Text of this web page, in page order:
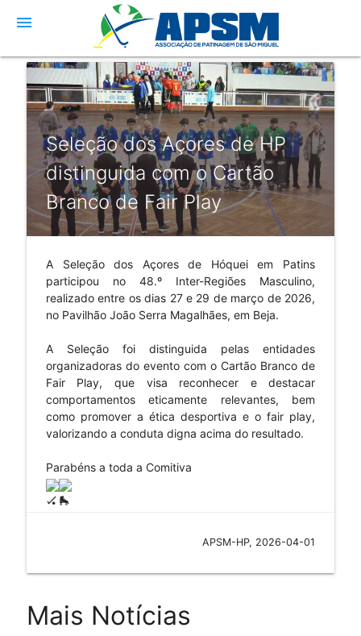
menu
Seleção dos Açores de HP
distinguida com o Cartão
Branco de Fair Play
A Seleção dos Açores de Hóquei em Patins
participou no 48.º Inter-Regiões Masculino,
realizado entre os dias 27 e 29 de março de 2026,
no Pavilhão João Serra Magalhães, em Beja.
A Seleção foi distinguida pelas entidades
organizadoras do evento com o Cartão Branco de
Fair Play, que visa reconhecer e destacar
comportamentos eticamente relevantes, bem
como promover a ética desportiva e o fair play,
valorizando a conduta digna acima do resultado.
Parabéns a toda a Comitiva
APSM-HP, 2026-04-01
Mais Notícias